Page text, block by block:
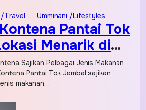
Travel Umminani /Lifestyles
Pantai Tok
Menarik di
Sajikan Pelbagai Jenis Makanan
Pantai Tok Jembal sajikan
makanan…